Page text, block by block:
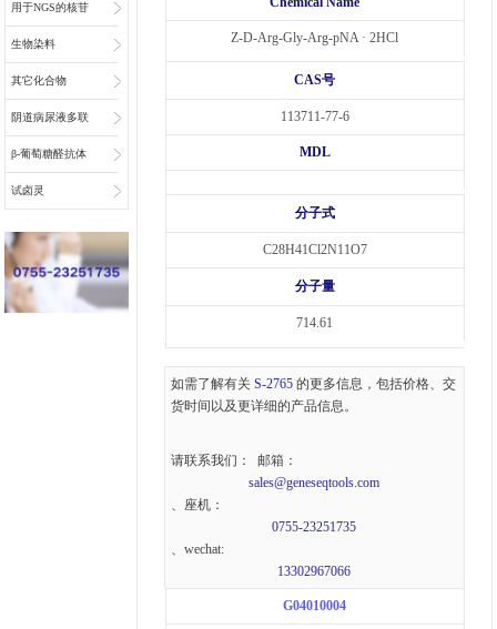
用于NGS的核苷
和核苷酸
生物染料
其它化合物
阴道病尿液多联
检底物
β-葡萄糖醛抗体
偶联物连接子
试卤灵
Z-D-Arg-Gly-Arg-pNA · 2HCl
CAS号
113711-77-6
MDL
分子式
C28H41Cl2N11O7
分子量
714.61
如需了解有关S-2765 的更多信息，包括价格、交
货时间以及更详细的产品信息。
请联系我们： 邮箱：
sales@geneseqtools.com
、座机：
0755-23251735
、wechat:
13302967066
G04010004